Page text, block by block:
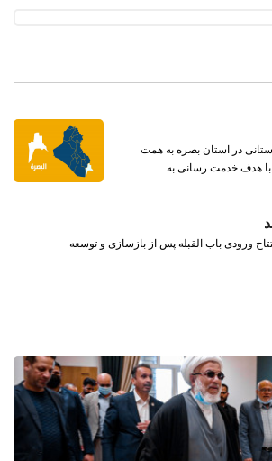
در استان بصره به همت
هدف خدمت رسانی به
ورودی باب القبله پس از بازسازی و توسعه